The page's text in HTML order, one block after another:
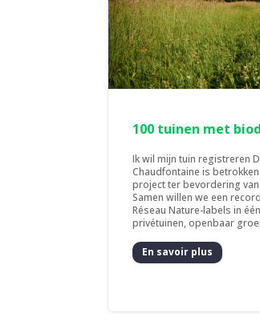
100 tuinen met
Ik wil mijn tuin registreren
Chaudfontaine is
project ter bevordering
Samen willen we een
Réseau Nature-labels in
privétuinen, openbaar
En savoir plus